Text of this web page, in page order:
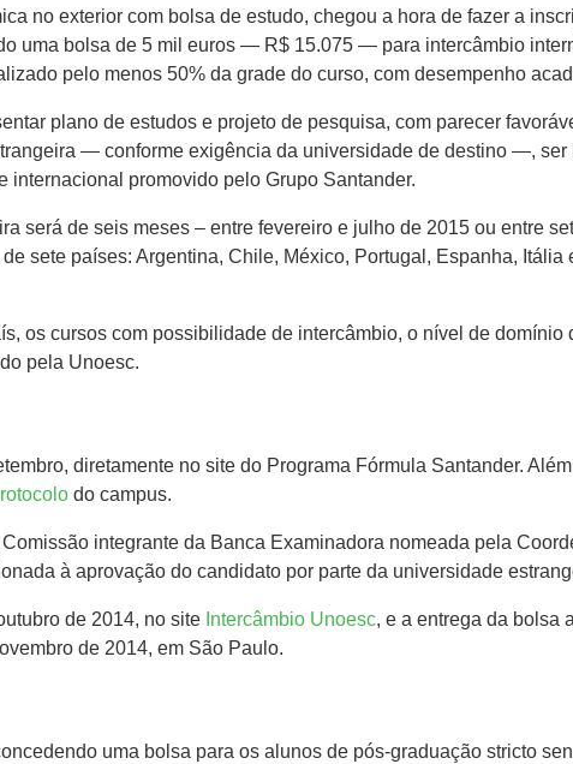
no exterior com bolsa de estudo, chegou a hora de fazer a
uma bolsa de 5 mil euros — R$ 15.075 — para intercâmbio
pelo menos 50% da grade do curso, com desempenho
plano de estudos e projeto de pesquisa, com parecer
— conforme exigência da universidade de destino —, ser
promovido pelo Grupo Santander.
será de seis meses – entre fevereiro e julho de 2015 ou entre
sete países: Argentina, Chile, México, Portugal, Espanha, Itália
os cursos com possibilidade de intercâmbio, o nível de
pela Unoesc.
diretamente no site do Programa Fórmula Santander.
do campus.
integrante da Banca Examinadora nomeada pela
à aprovação do candidato por parte da universidade
de 2014, no site Intercâmbio Unoesc, e a entrega da bolsa
de 2014, em São Paulo.
uma bolsa para os alunos de pós-graduação stricto